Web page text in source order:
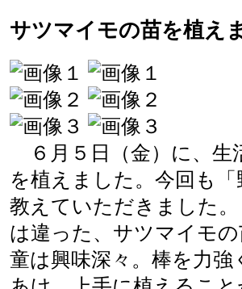
サツマイモの苗を植え
６月５日（金）に、生
を植えました。今回も
教えていただきました
は違った、サツマイモ
童は興味深々。棒を力